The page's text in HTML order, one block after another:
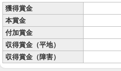
獲得賞金
本賞金
付加賞金
収得賞金（平地）
収得賞金（障害）